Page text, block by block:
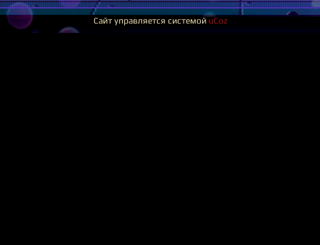
Сайт управляется системой uCoz